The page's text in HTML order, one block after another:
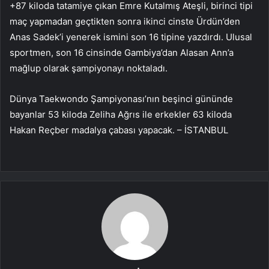
+87 kiloda tatamiye çıkan Emre Kutalmış Ateşli, birinci tipi
maç yapmadan geçtikten sonra ikinci cinste Ürdün’den
Anas Sadek’i yenerek ismini son 16 tipine yazdırdı. Ulusal
sportmen, son 16 cinsinde Gambiya’dan Alasan Ann’a
mağlup olarak şampiyonayı noktaladı.
Dünya Taekwondo Şampiyonası’nın beşinci gününde
bayanlar 53 kiloda Zeliha Ağrıs ile erkekler 63 kiloda
Hakan Reçber madalya çabası yapacak. – İSTANBUL